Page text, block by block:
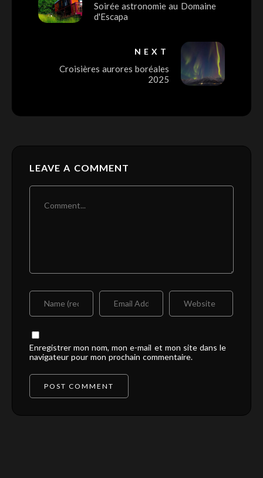
Soirée astronomie au Domaine
d'Escapa
NEXT
Croisières aurores boréales
2025
LEAVE A COMMENT
Enregistrer mon nom, mon e-mail et mon site dans le
navigateur pour mon prochain commentaire.